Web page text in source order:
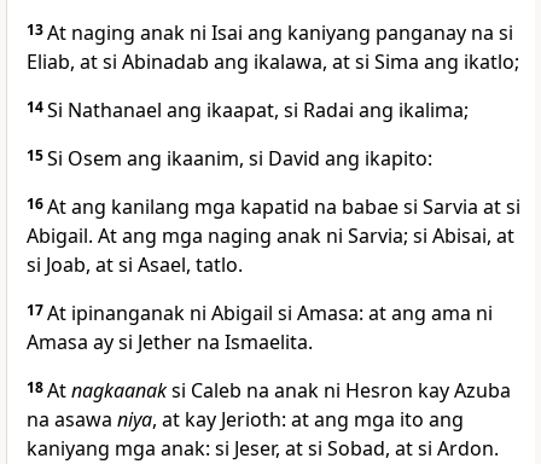
13At naging anak ni Isai ang kaniyang panganay na si
Eliab, at si Abinadab ang ikalawa, at si Sima ang ikatlo;
14Si Nathanael ang ikaapat, si Radai ang ikalima;
15Si Osem ang ikaanim, si David ang ikapito:
16Atang kanilang mga kapatid na babae si Sarvia at si
Abigail. At ang mga naging anak ni Sarvia; si Abisai, at
si Joab, at si Asael, tatlo.
17At ipinanganak ni Abigail si Amasa: at ang ama ni
Amasa ay si Jether na Ismaelita.
18Atnagkaanaksi Caleb na anak ni Hesron kay Azuba
na asawa niya, at kay Jerioth: at ang mga ito ang
kaniyang mga anak: si Jeser, at si Sobad, at si Ardon.